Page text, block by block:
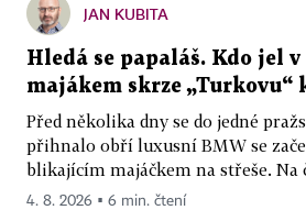
JAN KUBITA
Hledá se papaláš. Kdo jel
majákem skrze „Turkovu“
Před několika dny se do jedné
přihnalo obří luxusní BMW se
blikajícím majáčkem na střeše. Na
4. 8. 2026 ▪ 6 min. čtení